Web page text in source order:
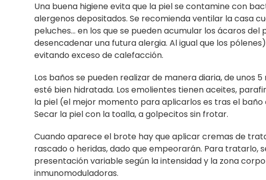
Una buena higiene evita que la piel se contamine con
alergenos depositados. Se recomienda ventilar la casa
peluches… en los que se pueden acumular los ácaros
desencadenar una futura alergia. Al igual que los
evitando exceso de calefacción.
Los baños se pueden realizar de manera diaria, de unos
esté bien hidratada. Los emolientes tienen aceites,
la piel (el mejor momento para aplicarlos es tras el baño
Secar la piel con la toalla, a golpecitos sin frotar.
Cuando aparece el brote hay que aplicar cremas de
rascado o heridas, dado que empeorarán. Para
presentación variable según la intensidad y la zona
inmunomoduladoras.